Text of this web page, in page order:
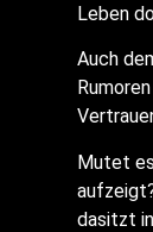
Leben
Auch
Mutet
dasitzt